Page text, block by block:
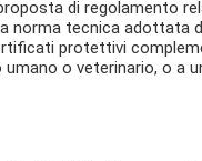
di regolamento
norma tecnica adottata
protettivi
umano o veterinario, o